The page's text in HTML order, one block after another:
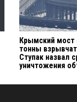
Крымский
тонны
Ступак назвал
уничтожения